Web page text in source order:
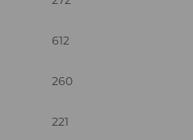
612
260
221